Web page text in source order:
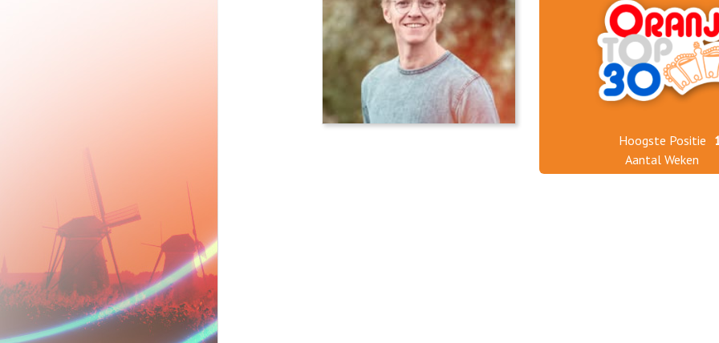
Hoogste Positie
Aantal Weken